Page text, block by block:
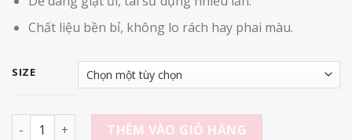
Chất liệu bền bỉ, không lo rách hay phai màu.
SIZE
FO2836 - Phông Nền Chụp Ảnh 3D Giáng Sinh - Họa Tiết
THÊM VÀO GIỎ HÀNG